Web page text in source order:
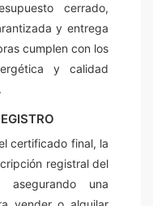
cerrado,
y entrega
cumplen con los
y calidad
certificado final, la
registral del
asegurando una